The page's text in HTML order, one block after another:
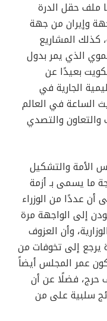
ملف حقل الدرة
وإيران من جهة
كذلك المشاريع
الذي يمر بدول
بعيدًا عن
الجارية في
الساعة في العالم
والتعاون والتصدي
الأمة والتشكيل
ما يسمى بـ أزمة
أن عددًا من الوزراء
إلى الواجهة مرة
وأن العزوف
يرجع إلى تخوفات من
عمر المجلس أيضاً
حرج، فضلًا عن أن
سلبية على من